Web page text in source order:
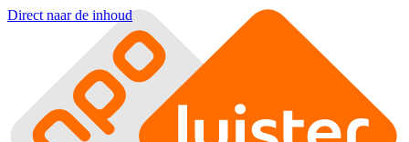
Direct naar de inhoud